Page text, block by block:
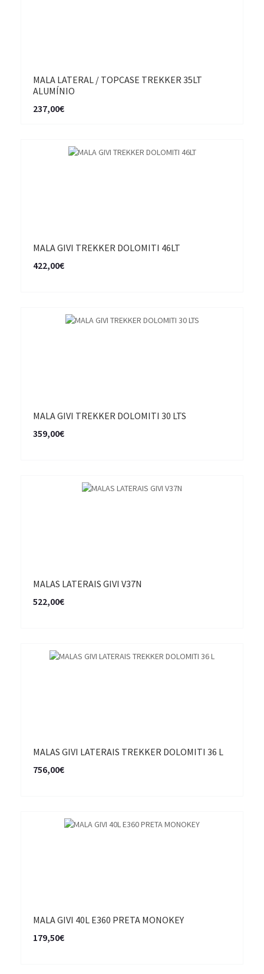
MALA LATERAL / TOPCASE TREKKER 35LT
ALUMÍNIO
237,00€
MALA GIVI TREKKER DOLOMITI 46LT
422,00€
MALA GIVI TREKKER DOLOMITI 30 LTS
359,00€
MALAS LATERAIS GIVI V37N
522,00€
MALAS GIVI LATERAIS TREKKER DOLOMITI 36 L
756,00€
MALA GIVI 40L E360 PRETA MONOKEY
179,50€